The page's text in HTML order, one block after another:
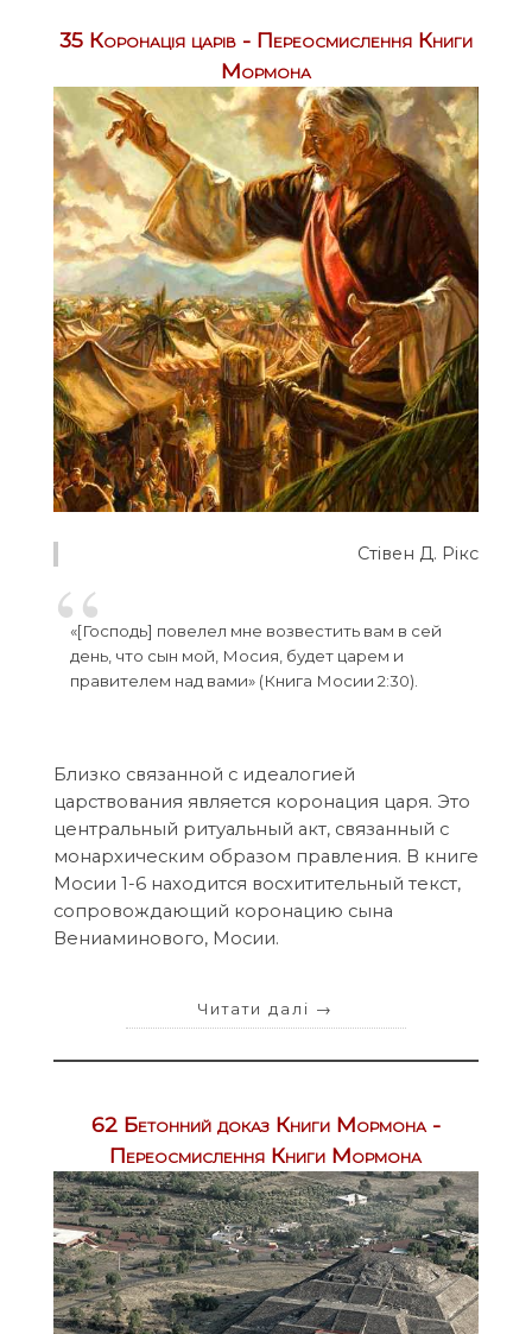
35 Коронація царів - Переосмислення Книги
Мормона
Стівен Д. Рікс
«[Господь] повелел мне возвестить вам в сей
день, что сын мой, Мосия, будет царем и
правителем над вами» (Книга Мосии 2:30).
Близко связанной с идеалогией
царствования является коронация царя. Это
центральный ритуальный акт, связанный с
монархическим образом правления. В книге
Мосии 1-6 находится восхитительный текст,
сопровождающий коронацию сына
Вениаминового, Мосии.
Читати далі →
62 Бетонний доказ Книги Мормона -
Переосмислення Книги Мормона